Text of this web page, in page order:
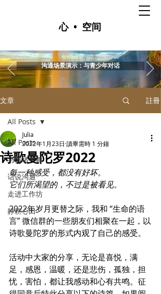
心 • 空间
沟通场景演示：与青少年对话
文章 註冊
All Posts
与情绪共舞
话说沟通
走进工作坊
静耕心田
All Posts
诗歌曼陀罗2022
Julia
2022年1月23日 讀畢需時 1 分鐘
每一种感受，都没有好坏。
它们所渴望的，不过是被看见。
2022年岁月更替之际，我和 “生命的语
言” 微信群的一些朋友们相聚在一起，以
诗歌曼陀罗的形式内观了自己的感受。
活动中大家的分享，无论是喜悦，满
足，感恩，温暖，还是悲伤，孤独，担
忧，害怕，都让我感动和心有共鸣。征